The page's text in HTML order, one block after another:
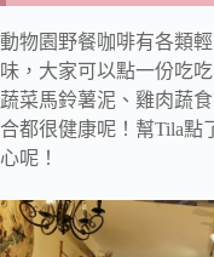
動物園野餐咖啡有各類
味，大家可以點一份吃
蔬菜馬鈴薯泥、雞肉蔬
合都很健康呢！幫Tila點
心呢！